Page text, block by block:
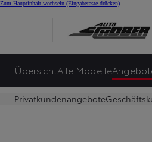
Zum Hauptinhalt wechseln (Eingabetaste drücken)
ÜbersichtAlle Modelle
Privatkundenangebote